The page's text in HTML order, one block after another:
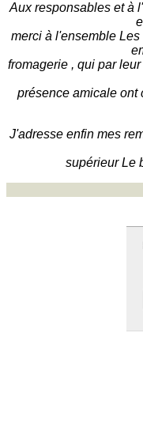
Aux responsables et à
merci à l'ensemble
fromagerie , qui par
présence amicale ont
J'adresse enfin mes
supérieur Le